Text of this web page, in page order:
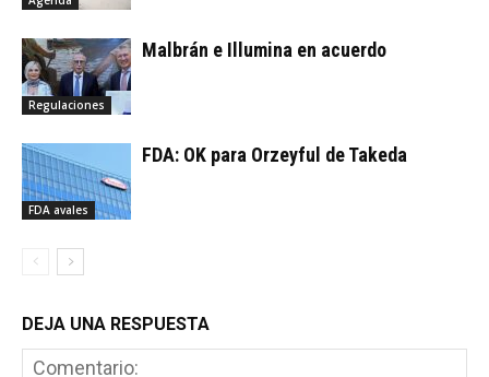
Regulaciones
Malbrán e Illumina en acuerdo
FDA avales
FDA: OK para Orzeyful de Takeda
DEJA UNA RESPUESTA